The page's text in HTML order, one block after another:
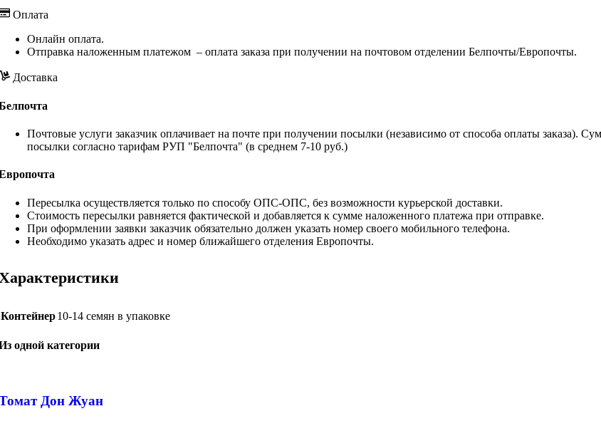
Оплата
Онлайн оплата.
Отправка наложенным платежом – оплата заказа при получении на почтовом отделении Белпочты/Европочты.
Доставка
Почтовые услуги заказчик оплачивает на почте при получении посылки (независимо от способа оплаты заказа).
посылки согласно тарифам РУП "Белпочта" (в среднем 7-10 руб.)
Пересылка осуществляется только по способу ОПС-ОПС, без возможности курьерской доставки.
Стоимость пересылки равняется фактической и добавляется к сумме наложенного платежа при отправке.
При оформлении заявки заказчик обязательно должен указать номер своего мобильного телефона.
Необходимо указать адрес и номер ближайшего отделения Европочты.
Контейнер10-14 семян в упаковке
одной категории
Дон Жуан